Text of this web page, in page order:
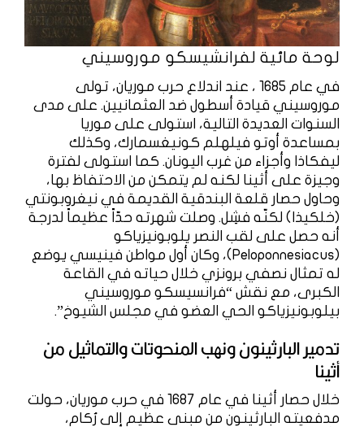
لوحة مائية لفرانشيسكو موروسيني
في عام 1685 ، عند اندلاع حرب موريان، تولى
موروسيني قيادة أسطول ضد العثمانيين. على مدى
السنوات العديدة التالية، استولى على موريا
بمساعدة أوتو فيلهلم كونيغسمارك، وكذلك
ليفكاذا وأجزاء من غرب اليونان. كما استولى لفترة
وجيزة على أثينا لكنه لم يتمكن من الاحتفاظ بها،
وحاول حصار قلعة البندقية القديمة في نيغروبونتي
(خلكيذا) لكنّه فشِل. وصلت شهرته حدّاً عظيماً لدرجة
أنه حصل على لقب النصر يلوبونيزياكو
(Peloponnesiacus)، وكان أول مواطن فينيسي يوضع
له تمثال نصفي برونزي خلال حياته في القاعة
الكبرى، مع نقش “فرانسيسكو موروسيني
بيلوبونيزياكو الحي العضو في مجلس الشيوخ”.
تدمير البارثينون ونهب المنحوتات والتماثيل من
أثينا
خلال حصار أثينا في عام 1687 في حرب موريان، حولت
مدفعيته البارثينون من مبنى عظيم إلى رُكام،